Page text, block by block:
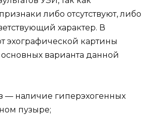
либо отсутствуют, либо
характер. В
эхографической картины
варианта данной
— наличие гиперэхогенных
пузыре;